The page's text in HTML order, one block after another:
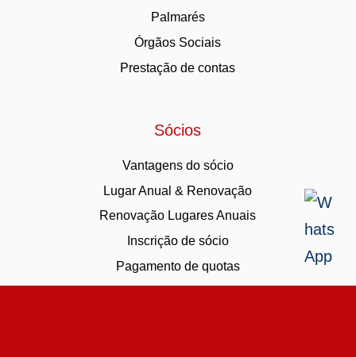
Palmarés
Órgãos Sociais
Prestação de contas
Sócios
Vantagens do sócio
Lugar Anual & Renovação
Renovação Lugares Anuais
Inscrição de sócio
Pagamento de quotas